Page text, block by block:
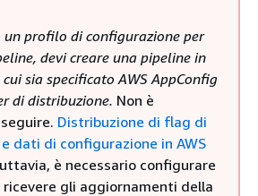
un profilo di configurazione per
devi creare una pipeline in
cui sia specificato AWS AppConfig
di distribuzione. Non è
Distribuzione di flag di
dati di configurazione in AWS
è necessario configurare
ricevere gli aggiornamenti della